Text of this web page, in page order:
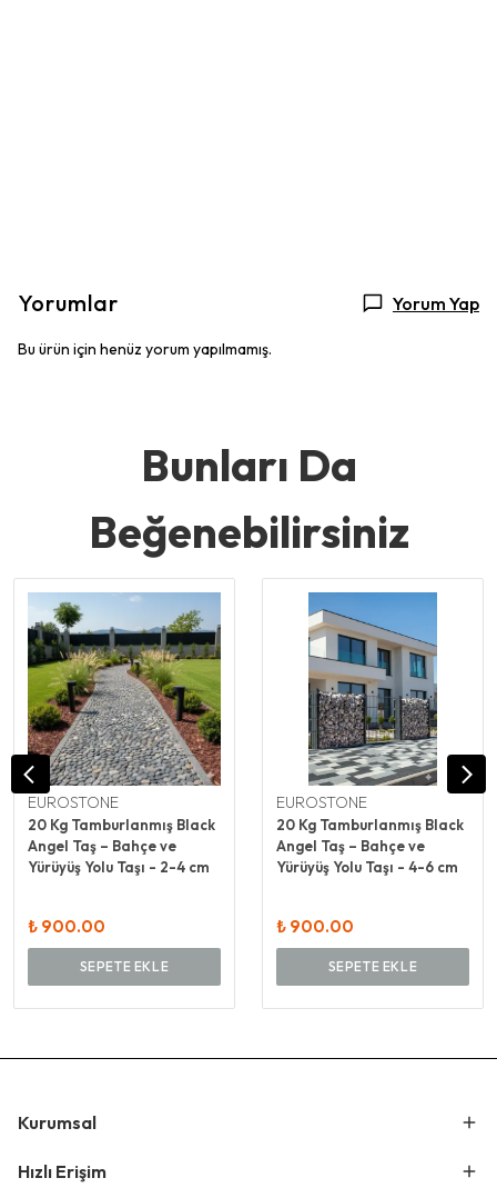
Yorumlar Yorum Yap
Bu ürün için henüz yorum yapılmamış.
Bunları Da
Beğenebilirsiniz
EUROSTONE
20 Kg Tamburlanmış Black
Angel Taş – Bahçe ve
Yürüyüş Yolu Taşı - 2-4 cm
₺ 900.00
SEPETE EKLE
EUROSTONE
20 Kg Tamburlanmış Black
Angel Taş – Bahçe ve
Yürüyüş Yolu Taşı - 4-6 cm
₺ 900.00
SEPETE EKLE
Kurumsal
Hızlı Erişim